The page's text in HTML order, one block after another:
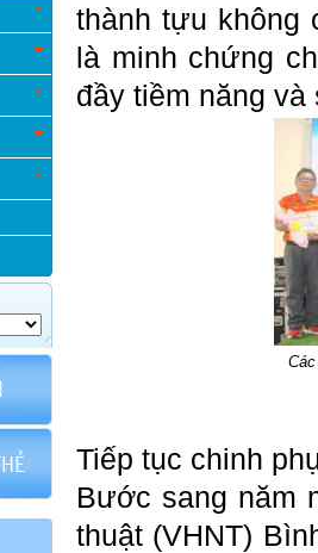
thành tựu không
là minh chứng
đầy tiềm năng và
Tiếp tục chinh
Bước sang năm
thuật (VHNT)